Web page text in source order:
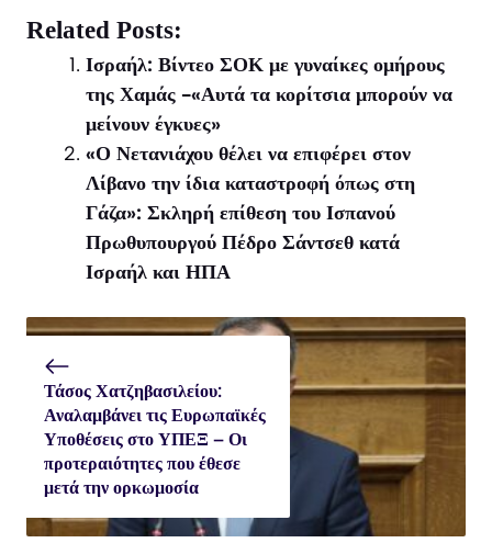
X
(Twitter)
Facebook
WhatsApp
Related Posts:
Ισραήλ: Βίντεο ΣΟΚ με γυναίκες ομήρους
της Χαμάς -«Αυτά τα κορίτσια μπορούν να
μείνουν έγκυες»
«Ο Νετανιάχου θέλει να επιφέρει στον
Λίβανο την ίδια καταστροφή όπως στη
Γάζα»: Σκληρή επίθεση του Ισπανού
Πρωθυπουργού Πέδρο Σάντσεθ κατά
Ισραήλ και ΗΠΑ
Τάσος Χατζηβασιλείου:
Αναλαμβάνει τις Ευρωπαϊκές
Υποθέσεις στο ΥΠΕΞ – Οι
προτεραιότητες που έθεσε
μετά την ορκωμοσία